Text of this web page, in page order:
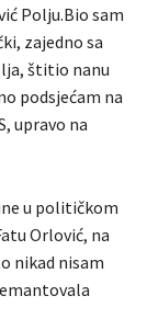
Polju.Bio sam
zajedno sa
štitio nanu
podsjećam na
upravo na
u političkom
Orlović, na
nikad nisam